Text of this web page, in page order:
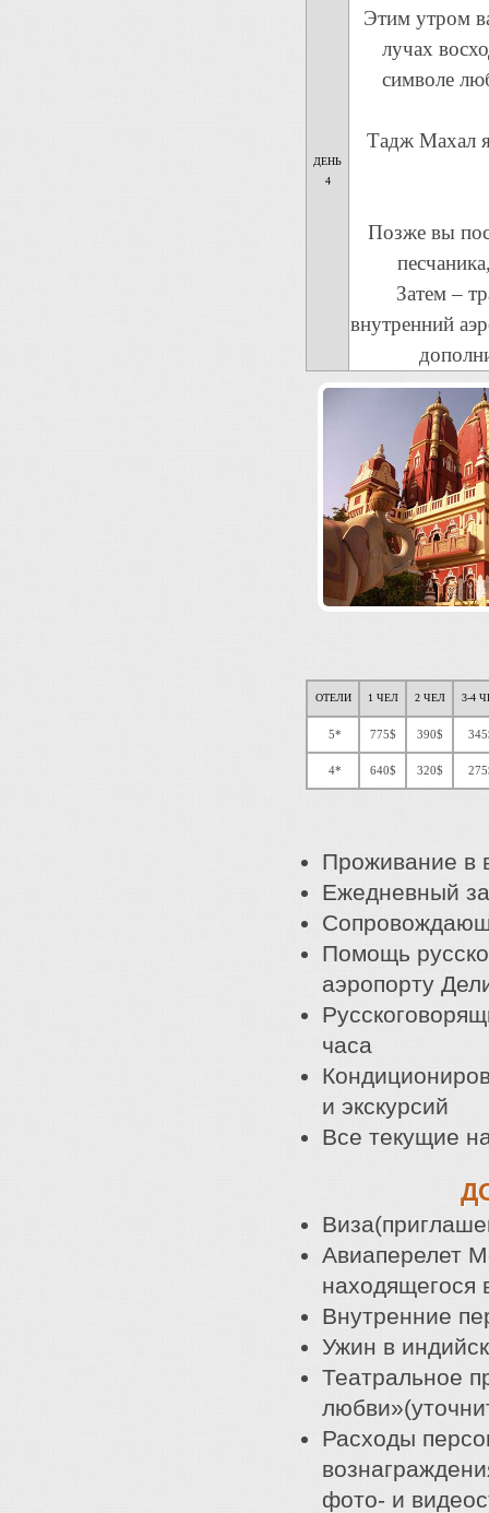
ДЕНЬ
4
Этим утром
лучах
символе
Тадж Махал
Позже вы
Затем –
внутренний
ОТЕЛИ 1 ЧЕЛ 2 ЧЕЛ 3-4
5* 775$ 390$
4* 640$ 320$
Проживание в
Ежедневный
Помощь
аэропорту
часа
и экскурсий
Все текущие
Авиаперелет
находящегося
Внутренние
Ужин в
Театральное
Расходы
фото- и